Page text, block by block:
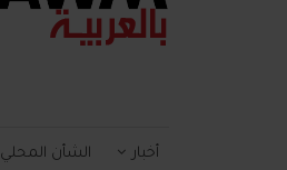
أخبار الشأن المحلي